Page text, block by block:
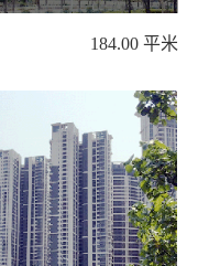
184.00 平米